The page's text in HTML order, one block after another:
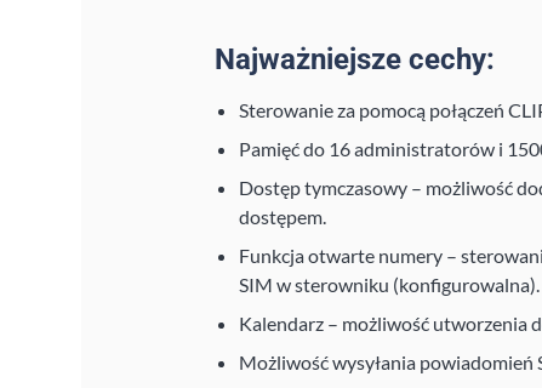
Najważniejsze cechy:
Sterowanie za pomocą połączeń
Pamięć do 16 administratorów i
Dostęp tymczasowy – możliwość
dostępem.
Funkcja otwarte numery –
SIM w sterowniku (konfigurowalna).
Kalendarz – możliwość utworzenia
Możliwość wysyłania powiadomień